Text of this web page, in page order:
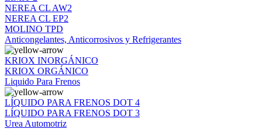
NEREA CL AW2
NEREA CL EP2
MOLINO TPD
Anticongelantes, Anticorrosivos y Refrigerantes
KRIOX INORGÁNICO
KRIOX ORGÁNICO
Liquido Para Frenos
LÍQUIDO PARA FRENOS DOT 4
LÍQUIDO PARA FRENOS DOT 3
Urea Automotriz